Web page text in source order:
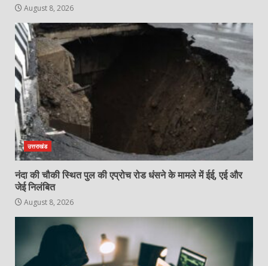
August 8, 2026
उत्तराखंड
नंदा की चौकी स्थित पुल की एप्रोच रोड धंसने के मामले में ईई, एई और
जेई निलंबित
August 8, 2026